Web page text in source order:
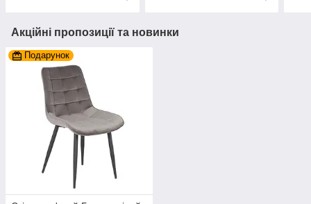
Акційні пропозиції та новинки
Подарунок